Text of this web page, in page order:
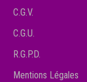
C.G.V.
C.G.U.
R.G.P.D.
Mentions Légales